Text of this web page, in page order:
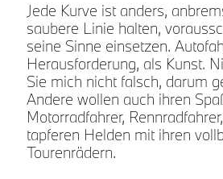
Jede Kurve ist anders,
saubere Linie halten,
seine Sinne einsetzen.
Herausforderung, als Kunst.
Sie mich nicht falsch, darum
Andere wollen auch ihren
Motorradfahrer,
tapferen Helden mit ihren
Tourenrädern.